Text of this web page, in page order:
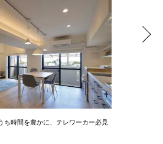
ち時間を豊かに、テレワーカー必見